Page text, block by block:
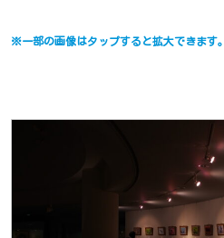
※一部の画像はタップすると拡大できます。